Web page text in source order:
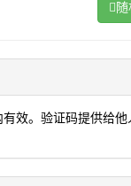
效。验证码提供给